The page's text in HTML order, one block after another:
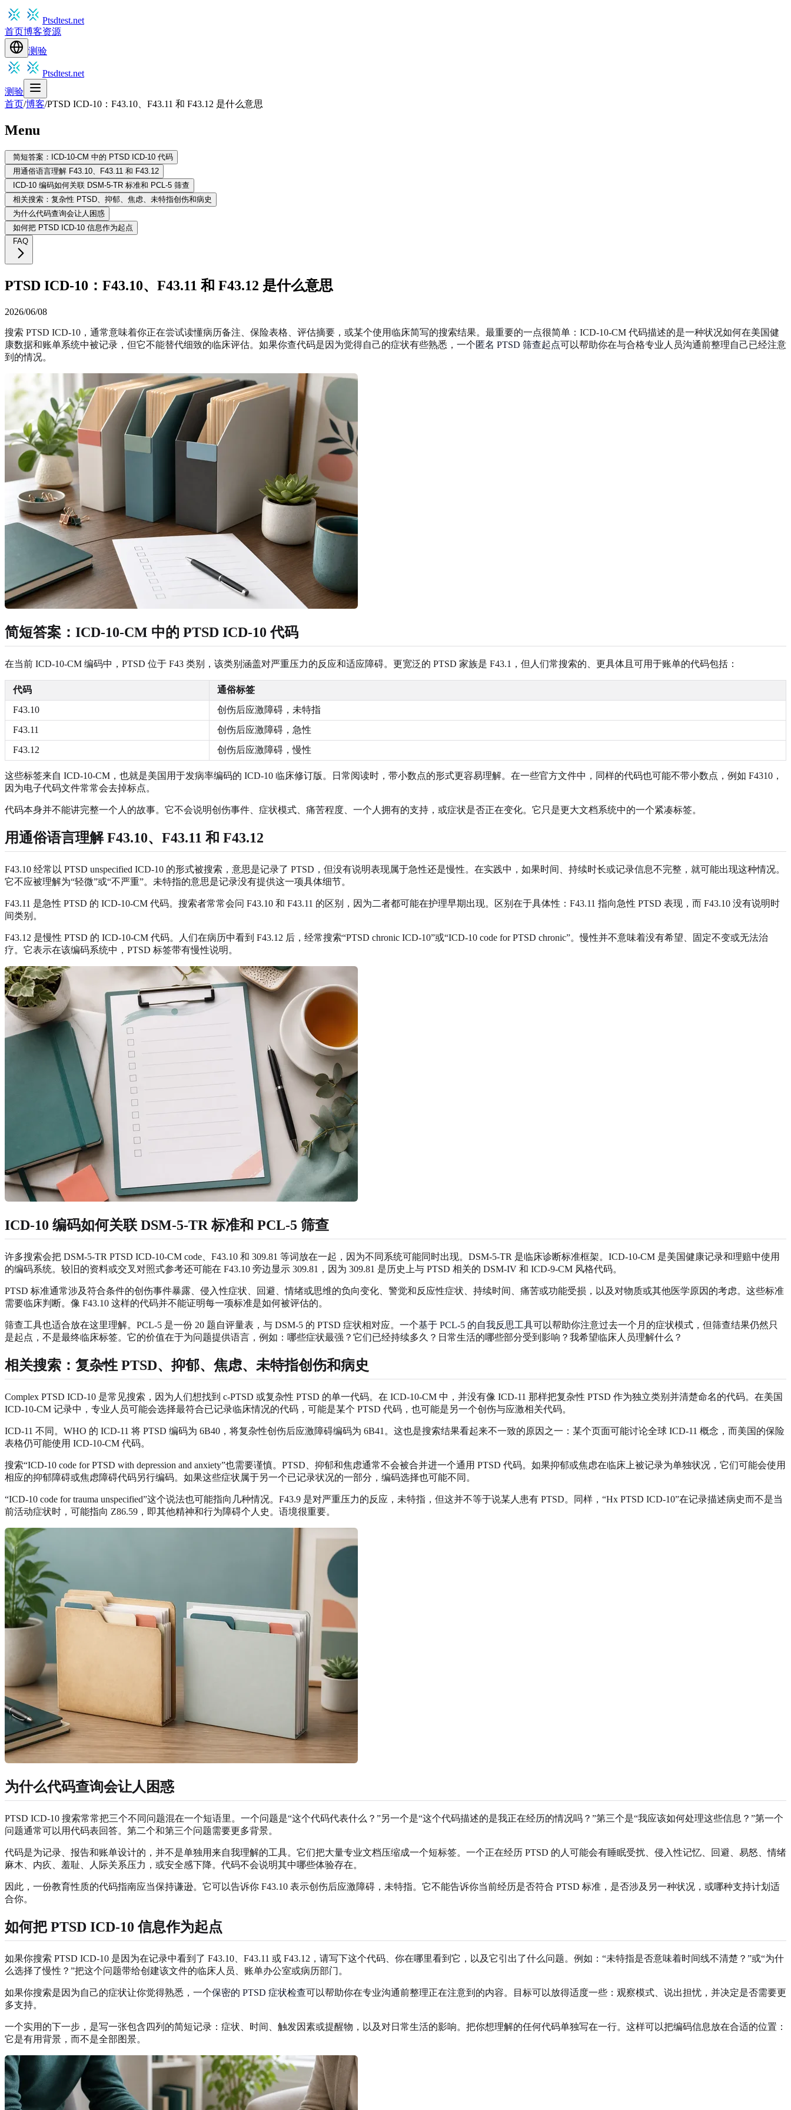
Ptsdtest.net
首页博客资源
测验
Ptsdtest.net
测验
首页/博客/PTSD ICD-10：F43.10、F43.11 和 F43.12 是什么意思
Menu
简短答案：ICD-10-CM 中的 PTSD ICD-10 代码
用通俗语言理解 F43.10、F43.11 和 F43.12
ICD-10 编码如何关联 DSM-5-TR 标准和 PCL-5 筛查
相关搜索：复杂性 PTSD、抑郁、焦虑、未特指创伤和病史
为什么代码查询会让人困惑
如何把 PTSD ICD-10 信息作为起点
FAQ
PTSD ICD-10：F43.10、F43.11 和 F43.12 是什么意思
2026/06/08
搜索 PTSD ICD-10，通常意味着你正在尝试读懂病历备注、保险表格、评估摘要，或某个使用临床简写的搜索结果。最重要的一点很简单：ICD-10-CM 代码描述的是一种状况如何在美国健
康数据和账单系统中被记录，但它不能替代细致的临床评估。如果你查代码是因为觉得自己的症状有些熟悉，一个匿名 PTSD 筛查起点可以帮助你在与合格专业人员沟通前整理自己已经注意
到的情况。
简短答案：ICD-10-CM 中的 PTSD ICD-10 代码
在当前 ICD-10-CM 编码中，PTSD 位于 F43 类别，该类别涵盖对严重压力的反应和适应障碍。更宽泛的 PTSD 家族是 F43.1，但人们常搜索的、更具体且可用于账单的代码包括：
代码
通俗标签
F43.10
创伤后应激障碍，未特指
F43.11
创伤后应激障碍，急性
F43.12
创伤后应激障碍，慢性
这些标签来自 ICD-10-CM，也就是美国用于发病率编码的 ICD-10 临床修订版。日常阅读时，带小数点的形式更容易理解。在一些官方文件中，同样的代码也可能不带小数点，例如 F4310，
因为电子代码文件常常会去掉标点。
代码本身并不能讲完整一个人的故事。它不会说明创伤事件、症状模式、痛苦程度、一个人拥有的支持，或症状是否正在变化。它只是更大文档系统中的一个紧凑标签。
用通俗语言理解 F43.10、F43.11 和 F43.12
F43.10 经常以 PTSD unspecified ICD-10 的形式被搜索，意思是记录了 PTSD，但没有说明表现属于急性还是慢性。在实践中，如果时间、持续时长或记录信息不完整，就可能出现这种情况。
它不应被理解为“轻微”或“不严重”。未特指的意思是记录没有提供这一项具体细节。
F43.11 是急性 PTSD 的 ICD-10-CM 代码。搜索者常常会问 F43.10 和 F43.11 的区别，因为二者都可能在护理早期出现。区别在于具体性：F43.11 指向急性 PTSD 表现，而 F43.10 没有说明时
间类别。
F43.12 是慢性 PTSD 的 ICD-10-CM 代码。人们在病历中看到 F43.12 后，经常搜索“PTSD chronic ICD-10”或“ICD-10 code for PTSD chronic”。慢性并不意味着没有希望、固定不变或无法治
疗。它表示在该编码系统中，PTSD 标签带有慢性说明。
ICD-10 编码如何关联 DSM-5-TR 标准和 PCL-5 筛查
许多搜索会把 DSM-5-TR PTSD ICD-10-CM code、F43.10 和 309.81 等词放在一起，因为不同系统可能同时出现。DSM-5-TR 是临床诊断标准框架。ICD-10-CM 是美国健康记录和理赔中使用
的编码系统。较旧的资料或交叉对照式参考还可能在 F43.10 旁边显示 309.81，因为 309.81 是历史上与 PTSD 相关的 DSM-IV 和 ICD-9-CM 风格代码。
PTSD 标准通常涉及符合条件的创伤事件暴露、侵入性症状、回避、情绪或思维的负向变化、警觉和反应性症状、持续时间、痛苦或功能受损，以及对物质或其他医学原因的考虑。这些标准
需要临床判断。像 F43.10 这样的代码并不能证明每一项标准是如何被评估的。
筛查工具也适合放在这里理解。PCL-5 是一份 20 题自评量表，与 DSM-5 的 PTSD 症状相对应。一个基于 PCL-5 的自我反思工具可以帮助你注意过去一个月的症状模式，但筛查结果仍然只
是起点，不是最终临床标签。它的价值在于为问题提供语言，例如：哪些症状最强？它们已经持续多久？日常生活的哪些部分受到影响？我希望临床人员理解什么？
相关搜索：复杂性 PTSD、抑郁、焦虑、未特指创伤和病史
Complex PTSD ICD-10 是常见搜索，因为人们想找到 c-PTSD 或复杂性 PTSD 的单一代码。在 ICD-10-CM 中，并没有像 ICD-11 那样把复杂性 PTSD 作为独立类别并清楚命名的代码。在美国
ICD-10-CM 记录中，专业人员可能会选择最符合已记录临床情况的代码，可能是某个 PTSD 代码，也可能是另一个创伤与应激相关代码。
ICD-11 不同。WHO 的 ICD-11 将 PTSD 编码为 6B40，将复杂性创伤后应激障碍编码为 6B41。这也是搜索结果看起来不一致的原因之一：某个页面可能讨论全球 ICD-11 概念，而美国的保险
表格仍可能使用 ICD-10-CM 代码。
搜索“ICD-10 code for PTSD with depression and anxiety”也需要谨慎。PTSD、抑郁和焦虑通常不会被合并进一个通用 PTSD 代码。如果抑郁或焦虑在临床上被记录为单独状况，它们可能会使用
相应的抑郁障碍或焦虑障碍代码另行编码。如果这些症状属于另一个已记录状况的一部分，编码选择也可能不同。
“ICD-10 code for trauma unspecified”这个说法也可能指向几种情况。F43.9 是对严重压力的反应，未特指，但这并不等于说某人患有 PTSD。同样，“Hx PTSD ICD-10”在记录描述病史而不是当
前活动症状时，可能指向 Z86.59，即其他精神和行为障碍个人史。语境很重要。
为什么代码查询会让人困惑
PTSD ICD-10 搜索常常把三个不同问题混在一个短语里。一个问题是“这个代码代表什么？”另一个是“这个代码描述的是我正在经历的情况吗？”第三个是“我应该如何处理这些信息？”第一个
问题通常可以用代码表回答。第二个和第三个问题需要更多背景。
代码是为记录、报告和账单设计的，并不是单独用来自我理解的工具。它们把大量专业文档压缩成一个短标签。一个正在经历 PTSD 的人可能会有睡眠受扰、侵入性记忆、回避、易怒、情绪
麻木、内疚、羞耻、人际关系压力，或安全感下降。代码不会说明其中哪些体验存在。
因此，一份教育性质的代码指南应当保持谦逊。它可以告诉你 F43.10 表示创伤后应激障碍，未特指。它不能告诉你当前经历是否符合 PTSD 标准，是否涉及另一种状况，或哪种支持计划适
合你。
如何把 PTSD ICD-10 信息作为起点
如果你搜索 PTSD ICD-10 是因为在记录中看到了 F43.10、F43.11 或 F43.12，请写下这个代码、你在哪里看到它，以及它引出了什么问题。例如：“未特指是否意味着时间线不清楚？”或“为什
么选择了慢性？”把这个问题带给创建该文件的临床人员、账单办公室或病历部门。
如果你搜索是因为自己的症状让你觉得熟悉，一个保密的 PTSD 症状检查可以帮助你在专业沟通前整理正在注意到的内容。目标可以放得适度一些：观察模式、说出担忧，并决定是否需要更
多支持。
一个实用的下一步，是写一张包含四列的简短记录：症状、时间、触发因素或提醒物，以及对日常生活的影响。把你想理解的任何代码单独写在一行。这样可以把编码信息放在合适的位置：
它是有用背景，而不是全部图景。